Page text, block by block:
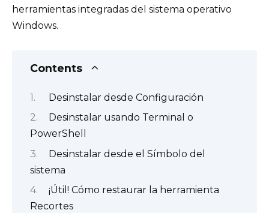
herramientas integradas del sistema operativo
Windows.
Contents
Desinstalar desde Configuración
Desinstalar usando Terminal o
PowerShell
Desinstalar desde el Símbolo del
sistema
¡Útil! Cómo restaurar la herramienta
Recortes